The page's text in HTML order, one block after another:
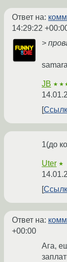
Ответ на:
14:29:22
>
JB
1(до
Uter ★
Ответ на:
+00:00
Ага,